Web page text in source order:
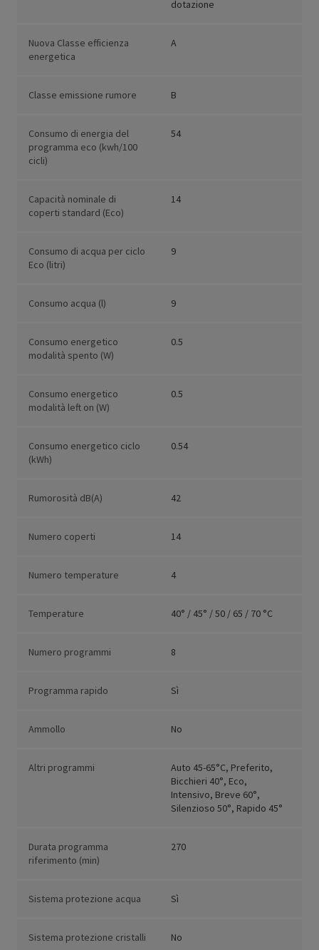
dotazione
Nuova Classe efficienza
energetica
A
Classe emissione rumore B
Consumo di energia del
programma eco (kwh/100
cicli)
54
Capacità nominale di
coperti standard (Eco)
14
Consumo di acqua per ciclo
Eco (litri)
9
Consumo acqua (l) 9
Consumo energetico
modalità spento (W)
0.5
Consumo energetico
modalità left on (W)
0.5
Consumo energetico ciclo
(kWh)
0.54
Rumorosità dB(A) 42
Numero coperti 14
Numero temperature 4
Temperature 40° / 45° / 50 / 65 / 70 °C
Numero programmi 8
Programma rapido Sì
Ammollo No
Altri programmi
Auto 45-65°C, Preferito,
Bicchieri 40°, Eco,
Intensivo, Breve 60°,
Silenzioso 50°, Rapido 45°
Durata programma
riferimento (min)
270
Sistema protezione acqua Sì
Sistema protezione cristalli No